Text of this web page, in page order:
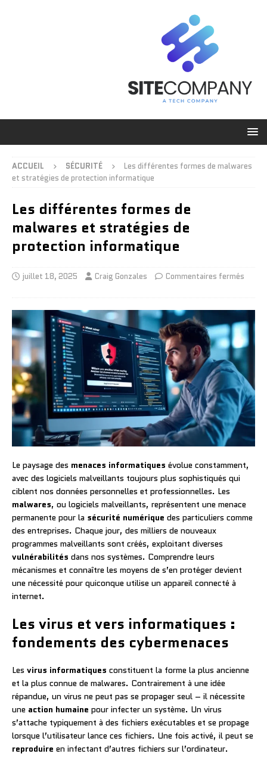
ACCUEIL SÉCURITÉ
Les différentes formes de malwares
et stratégies de protection informatique
Les différentes formes de
malwares et stratégies de
protection informatique
juillet 18, 2025 Craig Gonzales Commentaires fermés
Le paysage des menaces informatiques évolue constamment,
avec des logiciels malveillants toujours plus sophistiqués qui
ciblent nos données personnelles et professionnelles. Les
malwares, ou logiciels malveillants, représentent une menace
permanente pour la sécurité numérique des particuliers comme
des entreprises. Chaque jour, des milliers de nouveaux
programmes malveillants sont créés, exploitant diverses
vulnérabilités dans nos systèmes. Comprendre leurs
mécanismes et connaître les moyens de s’en protéger devient
une nécessité pour quiconque utilise un appareil connecté à
internet.
Les virus et vers informatiques :
fondements des cybermenaces
Les virus informatiques constituent la forme la plus ancienne
et la plus connue de malwares. Contrairement à une idée
répandue, un virus ne peut pas se propager seul – il nécessite
une action humaine pour infecter un système. Un virus
s’attache typiquement à des fichiers exécutables et se propage
lorsque l’utilisateur lance ces fichiers. Une fois activé, il peut se
reproduire en infectant d’autres fichiers sur l’ordinateur.